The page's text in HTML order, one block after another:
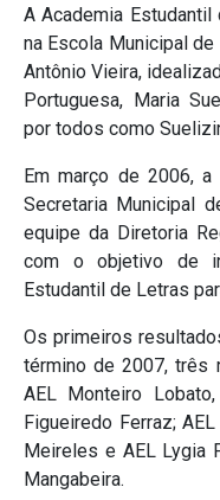
A Academia
na Escola Municipal de
Antônio Vieira,
Portuguesa, Maria
por todos como
Em março de 2006,
Secretaria Municipal
equipe da Diretoria
com o objetivo de
Estudantil de Letras
Os primeiros
término de 2007, três
AEL Monteiro
Figueiredo Ferraz;
Meireles e AEL Lygia
Mangabeira.